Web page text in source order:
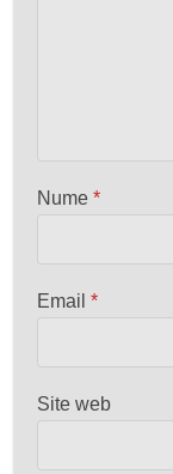
Nume*
Email*
Site web